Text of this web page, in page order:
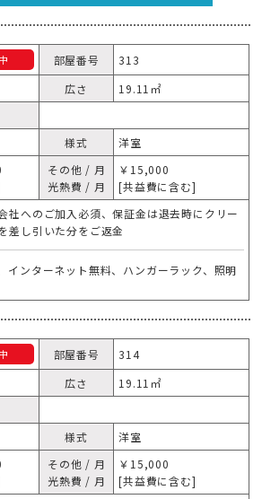
部屋番号
313
広さ
19.11㎡
様式
洋室
その他 / 月
光熱費 / 月
￥15,000
[共益費に含む]
社へのご加入必須、保証金は退去時にクリー
差し引いた分をご返金
インターネット無料、ハンガーラック、照明
部屋番号
314
広さ
19.11㎡
様式
洋室
その他 / 月
光熱費 / 月
￥15,000
[共益費に含む]